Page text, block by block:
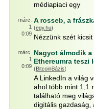
médiapiaci egy
márc.
1
0:09
A rosseb, a
(egy.hu)
Nézzünk szét
márc.
1
0:09
Nagyot álmodik
Ethereumra teszi
(BitcoinBázis)
A LinkedIn a világ
ahol több mint 1,1
található meg
digitális gazdaság,